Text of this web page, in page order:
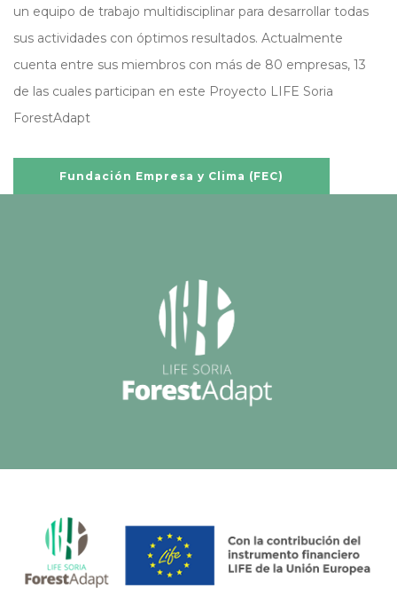
un equipo de trabajo multidisciplinar para desarrollar todas
sus actividades con óptimos resultados. Actualmente
cuenta entre sus miembros con más de 80 empresas, 13
de las cuales participan en este Proyecto LIFE Soria
ForestAdapt
Fundación Empresa y Clima (FEC)